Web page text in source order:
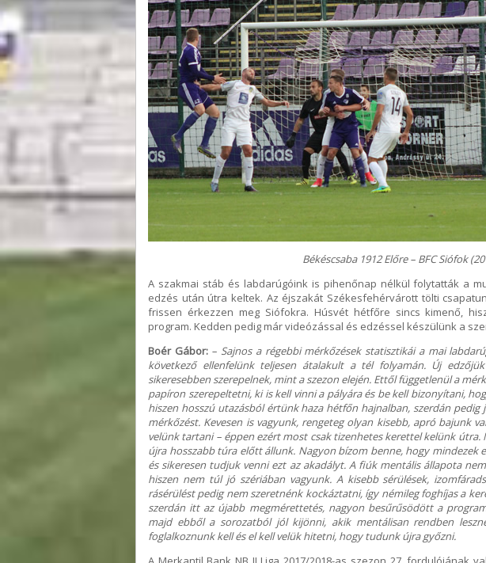
Békéscsaba 1912 Előre – BFC Siófok
A szakmai stáb és labdarúgóink is pihenőnap nélkül folytatták a
edzés után útra keltek. Az éjszakát Székesfehérvárott tölti
frissen érkezzen meg Siófokra. Húsvét hétfőre sincs kimenő,
program. Kedden pedig már videózással és edzéssel készülünk a
Boér Gábor: – Sajnos a régebbi mérkőzések statisztikái a mai
következő ellenfelünk teljesen átalakult a tél folyamán. Új
sikeresebben szerepelnek, mint a szezon elején. Ettől függetlenül a
papíron szerepeltetni, ki is kell vinni a pályára és be kell bizonyítani,
hiszen hosszú utazásból értünk haza hétfőn hajnalban, szerdán
mérkőzést. Kevesen is vagyunk, rengeteg olyan kisebb, apró bajunk
velünk tartani – éppen ezért most csak tizenhetes kerettel kelünk
újra hosszabb túra előtt állunk. Nagyon bízom benne, hogy mindezek
és sikeresen tudjuk venni ezt az akadályt. A fiúk mentális állapota
hiszen nem túl jó szériában vagyunk. A kisebb sérülések,
rásérülést pedig nem szeretnénk kockáztatni, így némileg foghíjas a
szerdán itt az újabb megmérettetés, nagyon besűrűsödött a
majd ebből a sorozatból jól kijönni, akik mentálisan rendben
foglalkoznunk kell és el kell velük hitetni, hogy tudunk újra győzni.